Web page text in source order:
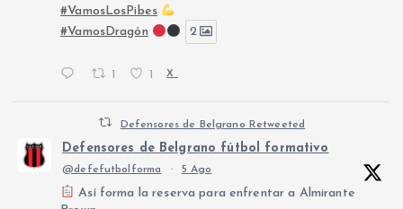
#VamosLosPibes
#VamosDragón
2
1 1 X
Defensores de Belgrano Retweeted
Defensores de Belgrano fútbol formativo
@defefutbolforma · 5 Ago
Así forma la reserva para enfrentar a Almirante